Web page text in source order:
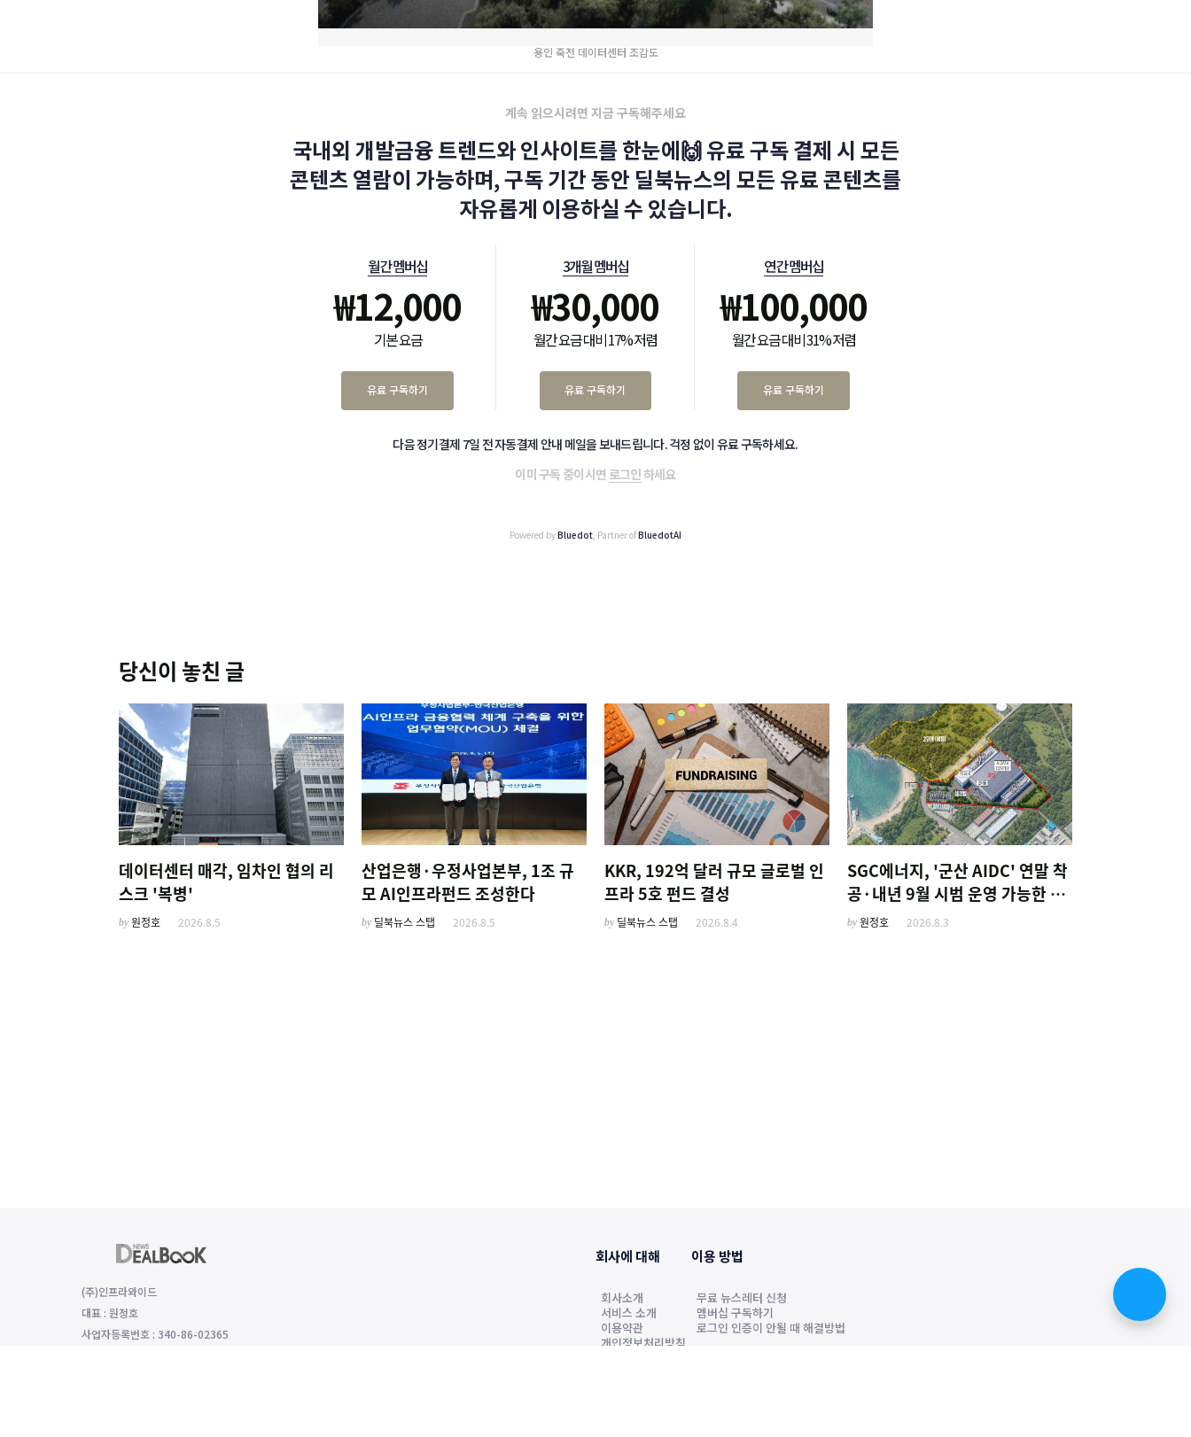
용인 죽전 데이터센터 조감도
계속 읽으시려면 지금 구독해주세요
국내외 개발금융 트렌드와 인사이트를 한눈에🙌 유료 구독 결제 시 모든
콘텐츠 열람이 가능하며, 구독 기간 동안 딜북뉴스의 모든 유료 콘텐츠를
자유롭게 이용하실 수 있습니다.
월간 멤버십
₩12,000
기본 요금
유료 구독하기
3개월 멤버십
₩30,000
월간 요금 대비 17% 저렴
유료 구독하기
연간 멤버십
₩100,000
월간 요금 대비 31% 저렴
유료 구독하기
다음 정기결제 7일 전 자동결제 안내 메일을 보내드립니다. 걱정 없이 유료 구독하세요.
이미 구독 중이시면 로그인하세요
Powered byBluedot, Partner ofBluedotAI
당신이 놓친 글
데이터센터 매각, 임차인 협의 리
스크 '복병'
by원정호 2026.8.5
산업은행·우정사업본부, 1조 규
모 AI인프라펀드 조성한다
by 딜북뉴스 스탭 2026.8.5
KKR, 192억 달러 규모 글로벌 인
프라 5호 펀드 결성
by 딜북뉴스 스탭 2026.8.4
SGC에너지, '군산 AIDC' 연말 착
공·내년 9월 시범 운영 가능한 이
유
by원정호 2026.8.3
(주)인프라와이드
대표 : 원정호
사업자등록번호 : 340-86-02365
회사에 대해
회사소개
서비스 소개
이용약관
개인정보처리방침
이용 방법
무료 뉴스레터 신청
멤버십 구독하기
로그인 인증이 안될 때 해결방법